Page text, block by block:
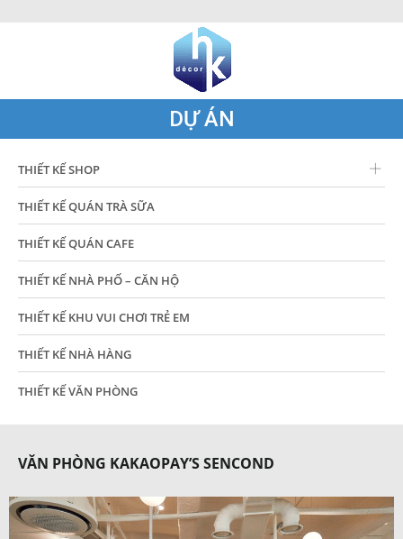
DỰ ÁN
THIẾT KẾ SHOP
THIẾT KẾ QUÁN TRÀ SỮA
THIẾT KẾ QUÁN CAFE
THIẾT KẾ NHÀ PHỐ – CĂN HỘ
THIẾT KẾ KHU VUI CHƠI TRẺ EM
THIẾT KẾ NHÀ HÀNG
THIẾT KẾ VĂN PHÒNG
VĂN PHÒNG KAKAOPAY’S SENCOND